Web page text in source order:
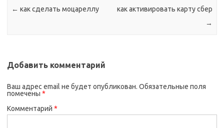
← как сделать моцареллу
как активировать карту сбер
→
Добавить комментарий
Ваш адрес email не будет опубликован. Обязательные поля
помечены *
Комментарий *